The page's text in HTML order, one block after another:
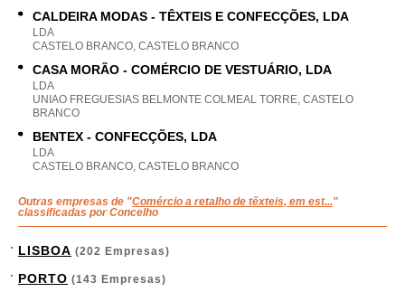
CALDEIRA MODAS - TÊXTEIS E CONFECÇÕES, LDA
LDA
CASTELO BRANCO, CASTELO BRANCO
CASA MORÃO - COMÉRCIO DE VESTUÁRIO, LDA
LDA
UNIAO FREGUESIAS BELMONTE COLMEAL TORRE, CASTELO
BRANCO
BENTEX - CONFECÇÕES, LDA
LDA
CASTELO BRANCO, CASTELO BRANCO
Outras empresas de "Comércio a retalho de têxteis, em est..."
classificadas por Concelho
LISBOA (202 Empresas)
PORTO (143 Empresas)